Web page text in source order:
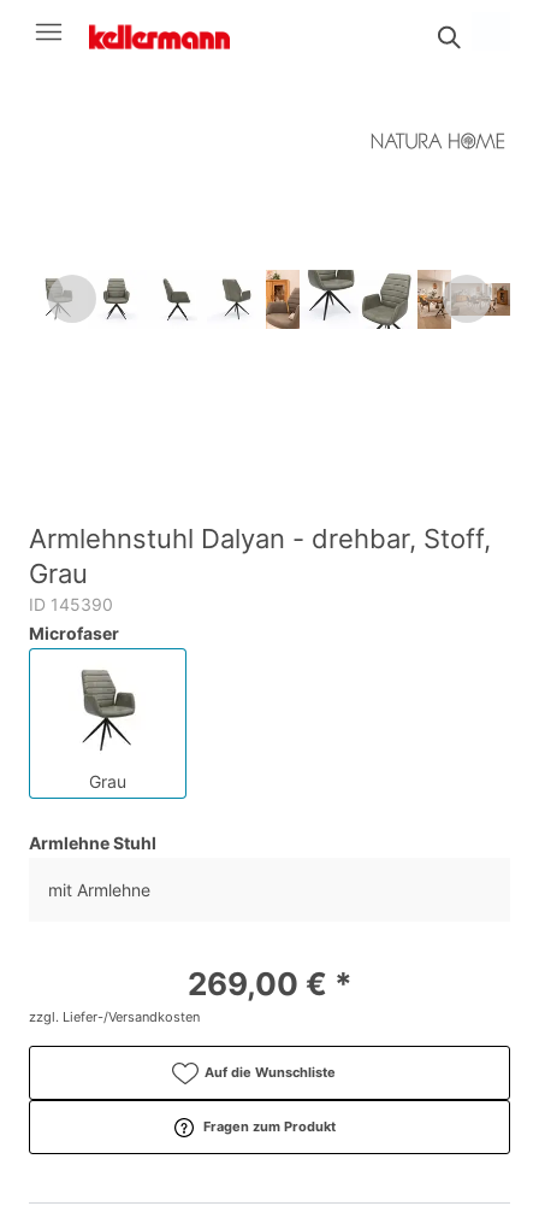
Armlehnstuhl Dalyan - drehbar, Stoff,
Grau
ID 145390
Microfaser
Grau
Armlehne Stuhl
mit Armlehne
269,00 € *
zzgl. Liefer-/Versandkosten
Auf die Wunschliste
Fragen zum Produkt